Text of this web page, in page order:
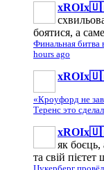
боятися, а
Финальная битва
hours ago
«Кроуфорд не
Теренс это сделал
як
та свій пієтет